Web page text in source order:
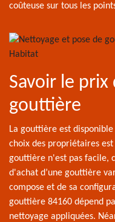
coûteuse sur tous les
Savoir le
gouttière
La gouttière est
choix des propriétaires
gouttière n'est pas facile,
d'achat d’une gouttière
compose et de sa
gouttière 84160 dépend
nettoyage appliquées.